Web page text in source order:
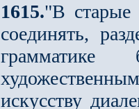
1615."В старые
соединять,
искусству